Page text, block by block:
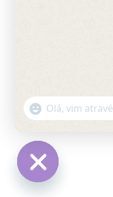
WhatsApp